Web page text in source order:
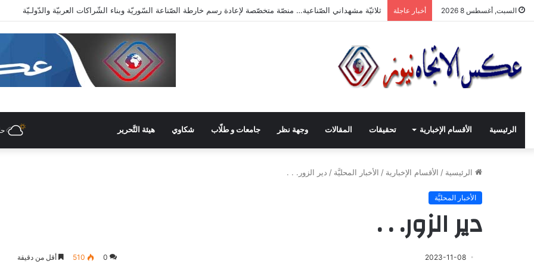
السبت, أغسطس 8 2026 أخبار عاجلة “ثلاثيّة مشهداني الصّناعيّة” تنطلق برعاية وزاريّة.. ملتقى واعد للصناعات الهندسيّة والبلاستيكيّة والكيميائيّة
الرئيسية الأقسام الإخبارية تحقيقات المقالات وجهة نظر جامعات و طلّاب شكاوي هيئة التَّحرير
الرئيسية / الأقسام الإخبارية / الأخبار المحليَّة / دير الزور. . .
الأخبار المحليَّة
دير الزور. . .
2023-11-08
0
510 أقل من دقيقة